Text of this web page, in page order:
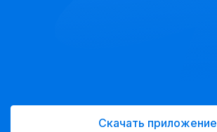
Скачать приложение